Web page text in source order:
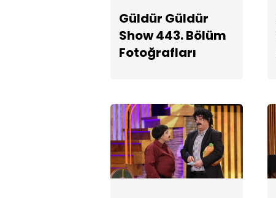
Güldür Güldür
Show 443. Bölüm
Fotoğrafları